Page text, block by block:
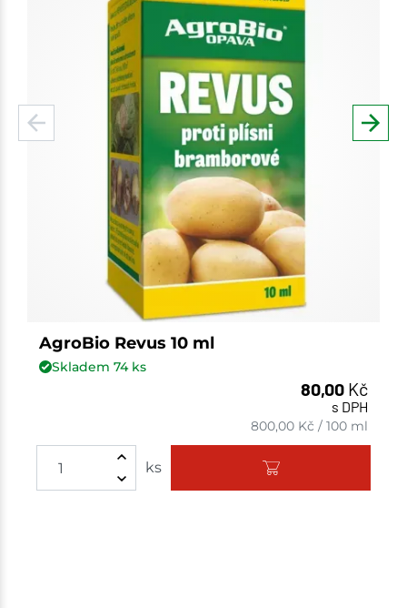
AgroBio Revus 10 ml
Skladem 74ks
80,00 Kč
s DPH
800,00 Kč /100 ml
ks